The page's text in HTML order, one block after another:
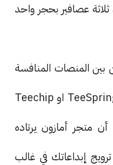
عصافير بحجر واحد
المنصات المنافسة
من بين كل المنصات الأخرى مثل TeeSpring او Teechip
متجر أمازون يرتاده
إبداعاتك في غالب